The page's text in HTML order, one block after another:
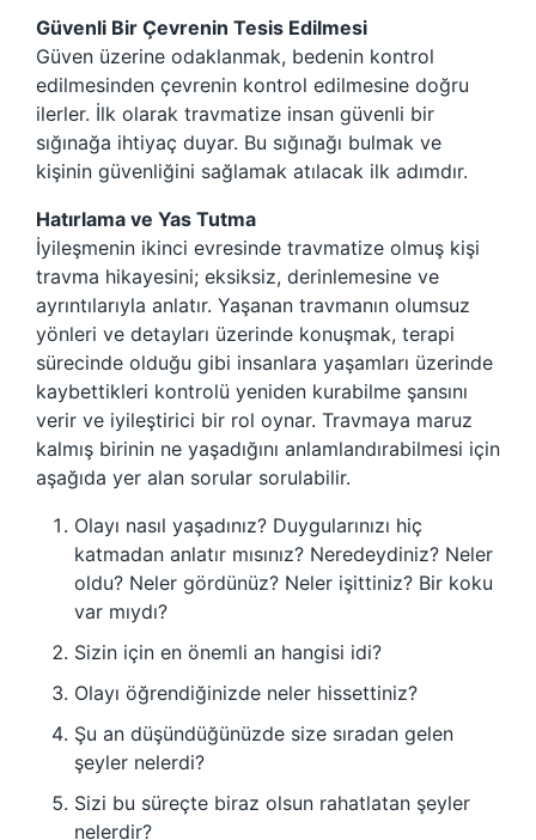
Güvenli Bir Çevrenin Tesis Edilmesi
Güven üzerine odaklanmak, bedenin kontrol
edilmesinden çevrenin kontrol edilmesine doğru
ilerler. İlk olarak travmatize insan güvenli bir
sığınağa ihtiyaç duyar. Bu sığınağı bulmak ve
kişinin güvenliğini sağlamak atılacak ilk adımdır.
Hatırlama ve Yas Tutma
İyileşmenin ikinci evresinde travmatize olmuş kişi
travma hikayesini; eksiksiz, derinlemesine ve
ayrıntılarıyla anlatır. Yaşanan travmanın olumsuz
yönleri ve detayları üzerinde konuşmak, terapi
sürecinde olduğu gibi insanlara yaşamları üzerinde
kaybettikleri kontrolü yeniden kurabilme şansını
verir ve iyileştirici bir rol oynar. Travmaya maruz
kalmış birinin ne yaşadığını anlamlandırabilmesi için
aşağıda yer alan sorular sorulabilir.
Olayı nasıl yaşadınız? Duygularınızı hiç
katmadan anlatır mısınız? Neredeydiniz? Neler
oldu? Neler gördünüz? Neler işittiniz? Bir koku
var mıydı?
Sizin için en önemli an hangisi idi?
Olayı öğrendiğinizde neler hissettiniz?
Şu an düşündüğünüzde size sıradan gelen
şeyler nelerdi?
Sizi bu süreçte biraz olsun rahatlatan şeyler
nelerdir?